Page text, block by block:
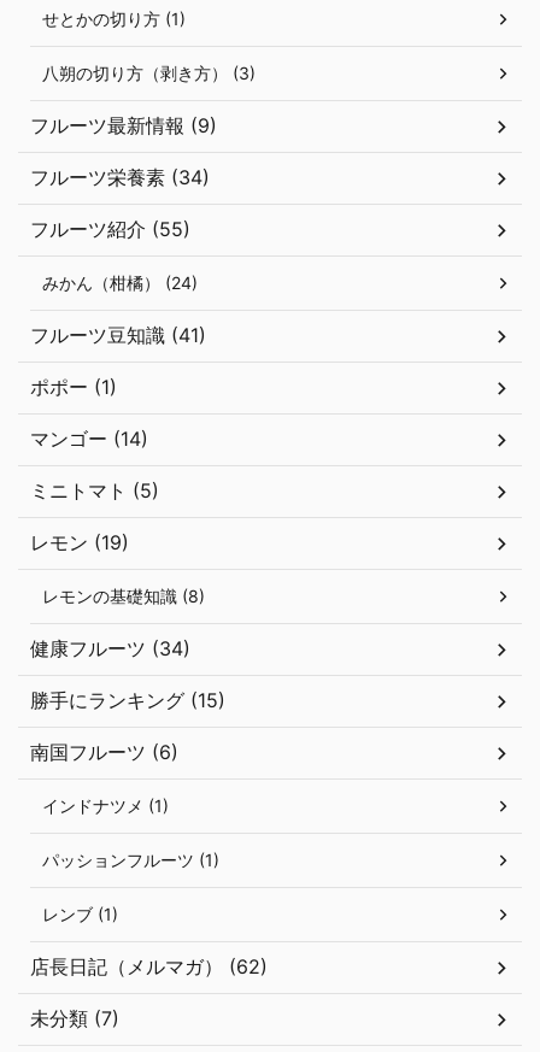
せとかの切り方 (1)
八朔の切り方（剥き方） (3)
フルーツ最新情報 (9)
フルーツ栄養素 (34)
フルーツ紹介 (55)
みかん（柑橘） (24)
フルーツ豆知識 (41)
ポポー (1)
マンゴー (14)
ミニトマト (5)
レモン (19)
レモンの基礎知識 (8)
健康フルーツ (34)
勝手にランキング (15)
南国フルーツ (6)
インドナツメ (1)
パッションフルーツ (1)
レンブ (1)
店長日記（メルマガ） (62)
未分類 (7)